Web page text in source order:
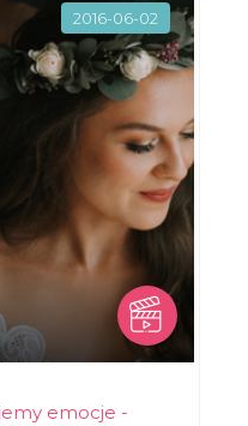
2016-06-02
emocje -